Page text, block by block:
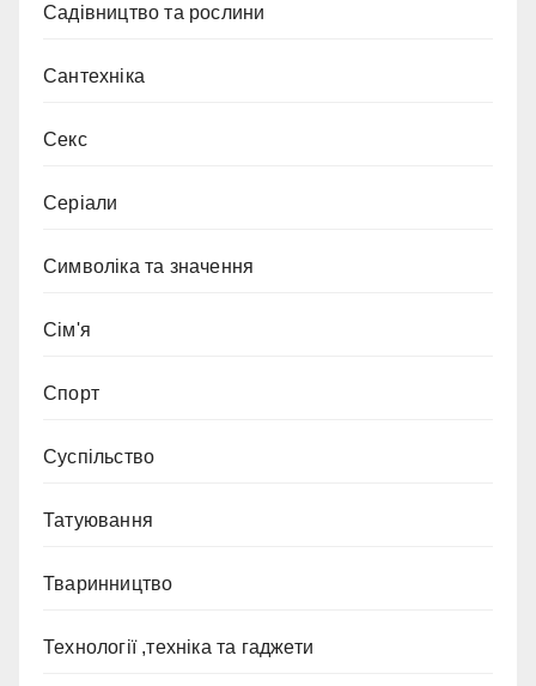
Садівництво та рослини
Сантехніка
Секс
Серіали
Символіка та значення
Сім'я
Спорт
Суспільство
Татуювання
Тваринництво
Технології ,техніка та гаджети